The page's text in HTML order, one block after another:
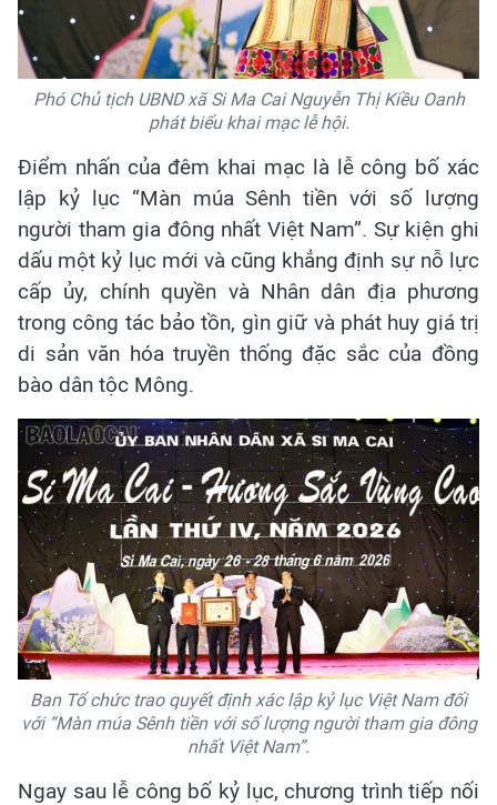
Phó Chủ tịch UBND xã Si Ma Cai Nguyễn Thị Kiều Oanh
phát biểu khai mạc lễ hội.
Điểm nhấn của đêm khai mạc là lễ công bố xác
lập kỷ lục “Màn múa Sênh tiền với số lượng
người tham gia đông nhất Việt Nam”. Sự kiện ghi
dấu một kỷ lục mới và cũng khẳng định sự nỗ lực
cấp ủy, chính quyền và Nhân dân địa phương
trong công tác bảo tồn, gìn giữ và phát huy giá trị
di sản văn hóa truyền thống đặc sắc của đồng
bào dân tộc Mông.
Ban Tổ chức trao quyết định xác lập kỷ lục Việt Nam đối
với “Màn múa Sênh tiền với số lượng người tham gia đông
nhất Việt Nam”.
Ngay sau lễ công bố kỷ lục, chương trình tiếp nối